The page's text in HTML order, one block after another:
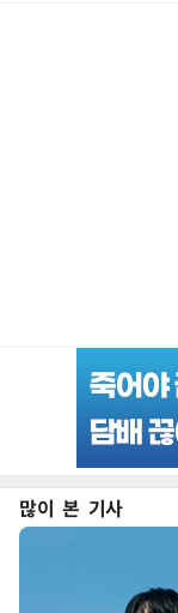
많이 본 기사